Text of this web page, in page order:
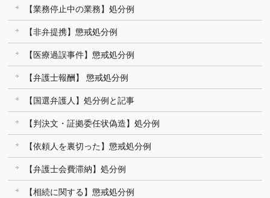
【業務停止中の業務】処分例
【非弁提携】懲戒処分例
【医療過誤事件】懲戒処分例
【弁護士報酬】 懲戒処分例
【国選弁護人】処分例と記事
【判決文・証拠委任状偽造】処分例
【依頼人を裏切った】懲戒処分例
【弁護士会費滞納】処分例
【相続に関する】懲戒処分例